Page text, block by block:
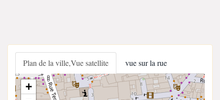
Plan de la ville,Vue satellite vue sur la rue
+